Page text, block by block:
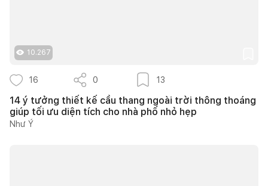
10.267
16 0 13
14 ý tưởng thiết kế cầu thang ngoài trời thông thoáng
giúp tối ưu diện tích cho nhà phố nhỏ hẹp
Như Ý